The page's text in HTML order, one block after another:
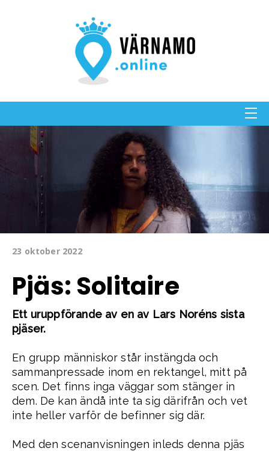
23 oktober 2022
Pjäs: Solitaire
Ett uruppförande av en av Lars Noréns sista
pjäser.
En grupp människor står instängda och
sammanpressade inom en rektangel, mitt på
scen. Det finns inga väggar som stänger in
dem. De kan ändå inte ta sig därifrån och vet
inte heller varför de befinner sig där.
Med den scenanvisningen inleds denna pjäs